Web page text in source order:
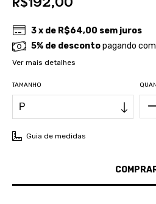
3x de R$64,00 sem juros
5% de descontopagando
Ver mais detalhes
TAMANHO
Guia de medidas